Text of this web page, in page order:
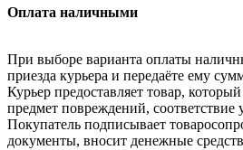
Оплата наличными
При выборе варианта оплаты
приезда курьера и передаёте ему
Курьер предоставляет товар,
предмет повреждений, соответствие
Покупатель подписывает
документы, вносит денежные